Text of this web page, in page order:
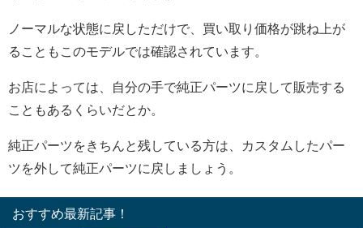
ノーマルな状態に戻しただけで、買い取り価格が跳ね上が
ることもこのモデルでは確認されています。
お店によっては、自分の手で純正パーツに戻して販売する
こともあるくらいだとか。
純正パーツをきちんと残している方は、カスタムしたパー
ツを外して純正パーツに戻しましょう。
おすすめ最新記事！